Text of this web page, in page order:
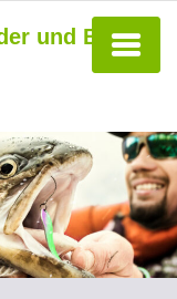
und Barsch